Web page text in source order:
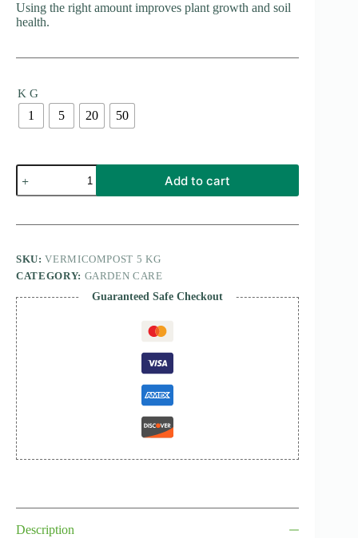
Using the right amount improves plant growth and soil
health.
K G
1 5 20 50
Vormicompost
Organic
quantity
Add to cart
SKU:VERMICOMPOST 5 KG
CATEGORY: GARDEN CARE
Guaranteed Safe Checkout
Description